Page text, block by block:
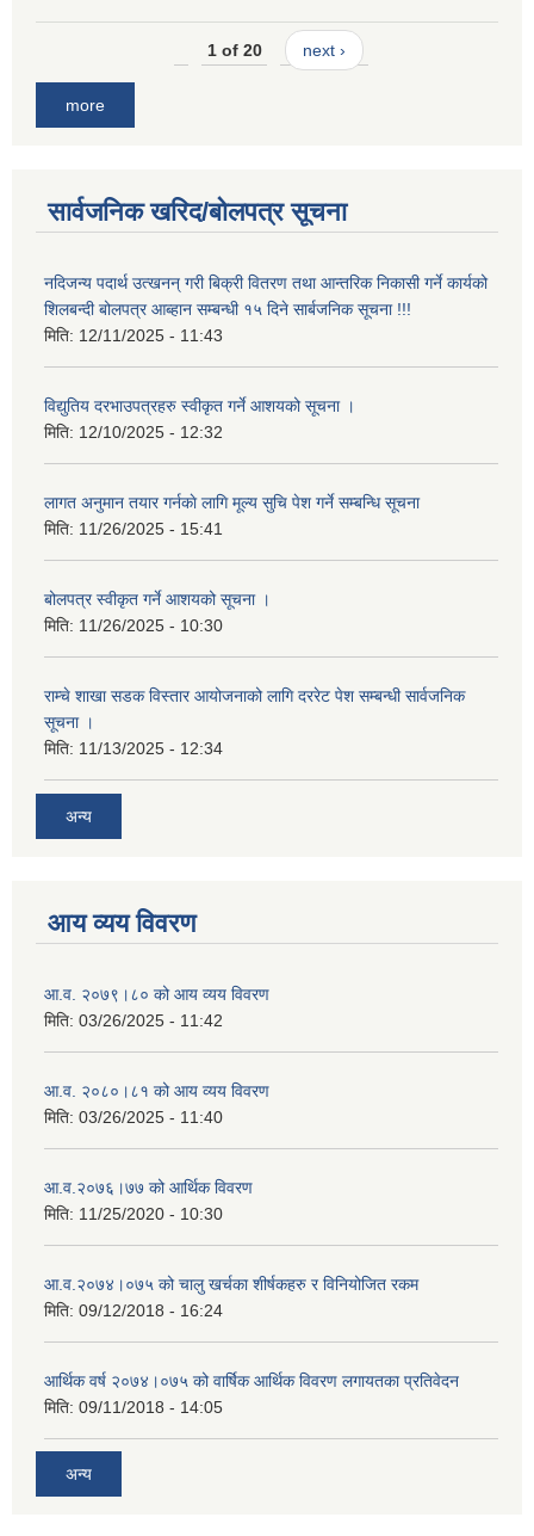
1 of 20 next ›
more
सार्वजनिक खरिद/बोलपत्र सूचना
नदिजन्य पदार्थ उत्खनन् गरी बिक्री वितरण तथा आन्तरिक निकासी गर्ने कार्यको
शिलबन्दी बोलपत्र आब्हान सम्बन्धी १५ दिने सार्बजनिक सूचना !!!
मिति: 12/11/2025 - 11:43
विद्युतिय दरभाउपत्रहरु स्वीकृत गर्ने आशयको सूचना ।
मिति: 12/10/2025 - 12:32
लागत अनुमान तयार गर्नकाे लागि मूल्य सुचि पेश गर्ने सम्बन्धि सूचना
मिति: 11/26/2025 - 15:41
बोलपत्र स्वीकृत गर्ने आशयको सूचना ।
मिति: 11/26/2025 - 10:30
राम्चे शाखा सडक विस्तार आयोजनाको लागि दररेट पेश सम्बन्धी सार्वजनिक
सूचना ।
मिति: 11/13/2025 - 12:34
अन्य
आय व्यय विवरण
आ.व. २०७९।८० को आय व्यय विवरण
मिति: 03/26/2025 - 11:42
आ.व. २०८०।८१ को आय व्यय विवरण
मिति: 03/26/2025 - 11:40
आ.व.२०७६।७७ को आर्थिक विवरण
मिति: 11/25/2020 - 10:30
आ.व.२०७४।०७५ को चालु खर्चका शीर्षकहरु र विनियोजित रकम
मिति: 09/12/2018 - 16:24
आर्थिक वर्ष २०७४।०७५ को वार्षिक आर्थिक विवरण लगायतका प्रतिवेदन
मिति: 09/11/2018 - 14:05
अन्य